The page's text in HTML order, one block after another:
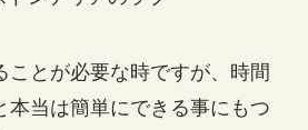
ことが必要な時ですが、時間
本当は簡単にできる事にもつ